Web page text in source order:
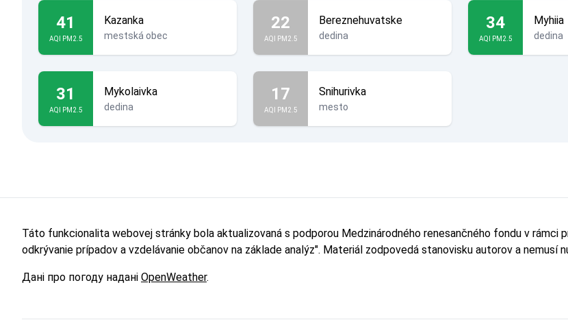
41
AQI PM2.5
Kazanka
mestská obec
22
AQI PM2.5
Bereznehuvatske
dedina
34
AQI PM2.5
Myhiia
dedina
31
AQI PM2.5
Mykolaivka
dedina
17
AQI PM2.5
Snihurivka
mesto
Táto funkcionalita webovej stránky bola aktualizovaná s podporou Medzinárodného renesančného fondu v rámci
odkrývanie prípadov a vzdelávanie občanov na základe analýz". Materiál zodpovedá stanovisku autorov a
Дані про погоду надані OpenWeather.